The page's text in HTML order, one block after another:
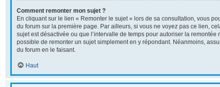
Comment remonter mon sujet ?
En cliquant sur le lien « Remonter le sujet » lors de sa consultation, vous
du forum sur la première page. Par ailleurs, si vous ne voyez pas ce lien,
sujet est désactivée ou que l’intervalle de temps pour autoriser la remontée
possible de remonter un sujet simplement en y répondant. Néanmoins,
du forum en le faisant.
Haut